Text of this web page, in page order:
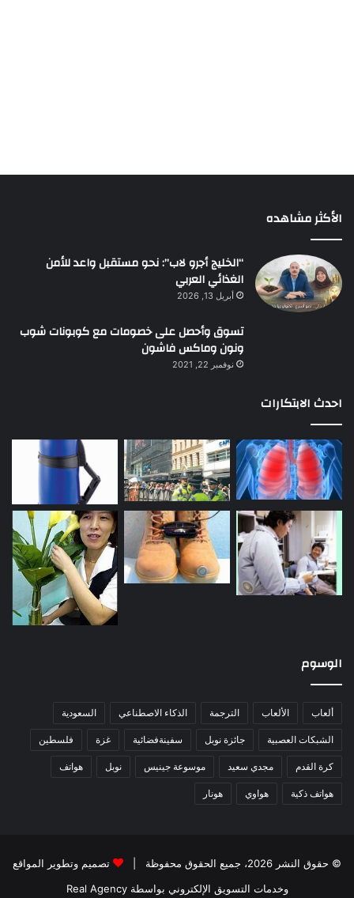
الأكثر مشاهده
“الخليج أجرو لاب”: نحو مستقبل واعد للأمن
الغذائي العربي
أبريل 13, 2026
تسوق وأحصل على خصومات مع كوبونات شوب
ونون وماكس فاشون
نوفمبر 22, 2021
احدث الابتكارات
الوسوم
ألعاب الألعاب الترجمة الذكاء الاصطناعي السعودية
الشبكات العصبية جائزة نوبل سفينةفضائية غزة فلسطين
كرة القدم مجدي سعيد موسوعة جينيس نوبل هواتف
هواتف ذكية هواوي هونار
© حقوق النشر 2026، جميع الحقوق محفوظة |
تصميم وتطوير المواقع
وخدمات التسويق الإلكتروني بواسطة Real Agency